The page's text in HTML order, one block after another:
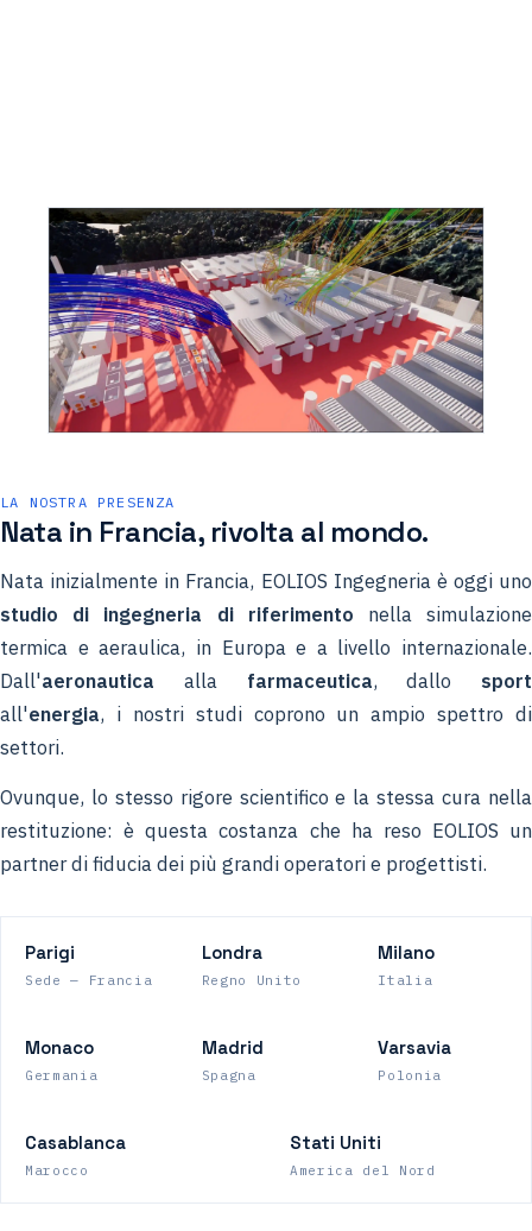
LA NOSTRA PRESENZA
Nata in Francia, rivolta al mondo.
Nata inizialmente in Francia, EOLIOS Ingegneria è oggi uno
studio di ingegneria di riferimento nella simulazione
termica e aeraulica, in Europa e a livello internazionale.
Dall'aeronautica alla farmaceutica, dallo sport
all'energia, i nostri studi coprono un ampio spettro di
settori.
Ovunque, lo stesso rigore scientifico e la stessa cura nella
restituzione: è questa costanza che ha reso EOLIOS un
partner di fiducia dei più grandi operatori e progettisti.
Parigi
Sede — Francia
Londra
Regno Unito
Milano
Italia
Monaco
Germania
Madrid
Spagna
Varsavia
Polonia
Casablanca
Marocco
Stati Uniti
America del Nord